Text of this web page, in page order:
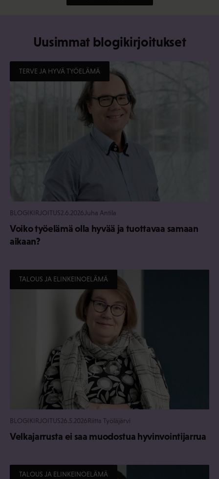
Uusimmat blogikirjoitukset
TERVE JA HYVÄ TYÖELÄMÄ
BLOGIKIRJOITUS2.6.2026 Juha Antila
Voiko työelämä olla hyvää ja tuottavaa samaan
aikaan?
TALOUS JA ELINKEINOELÄMÄ
BLOGIKIRJOITUS26.5.2026Riitta Työläjärvi
Velkajarrusta ei saa muodostua hyvinvointijarrua
TALOUS JA ELINKEINOELÄMÄ